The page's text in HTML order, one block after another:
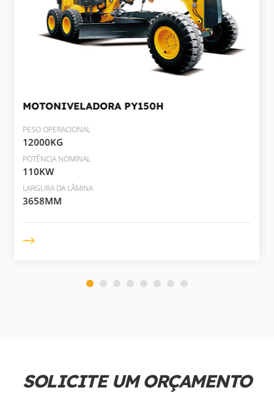
MOTONIVELADORA PY150H
PESO OPERACIONAL
12000KG
POTÊNCIA NOMINAL
110KW
LARGURA DA LÂMINA
3658MM
SOLICITE UM ORÇAMENTO